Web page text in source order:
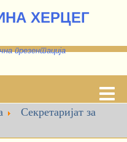
ХЕРЦЕГ
Секретаријат за